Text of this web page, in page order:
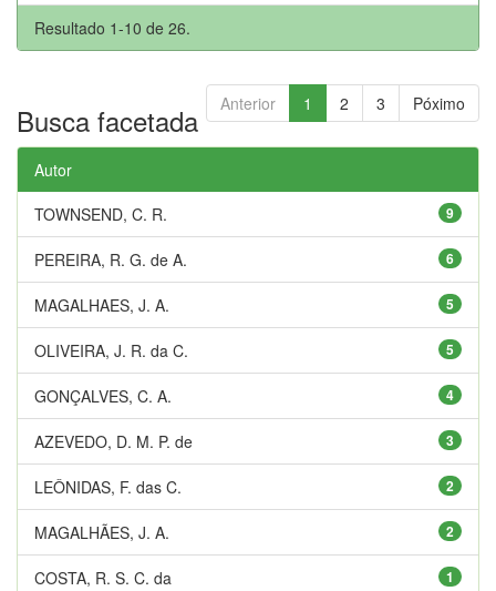
Resultado 1-10 de 26.
Anterior 1 2 3 Póximo
Busca facetada
Autor
9
TOWNSEND, C. R.
6
PEREIRA, R. G. de A.
5
MAGALHAES, J. A.
5
OLIVEIRA, J. R. da C.
4
GONÇALVES, C. A.
3
AZEVEDO, D. M. P. de
2
LEÔNIDAS, F. das C.
2
MAGALHÃES, J. A.
1
COSTA, R. S. C. da